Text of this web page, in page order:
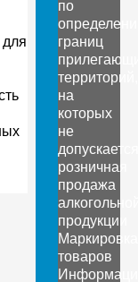
по
границ
территорий,
на
которых
не
допускается
розничная
продажа
продукции
Маркировка
товаров